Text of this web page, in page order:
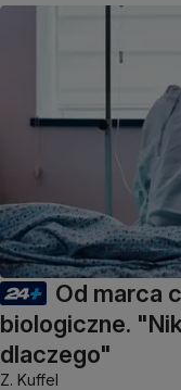
Od marca
biologiczne.
dlaczego"
Z. Kuffel